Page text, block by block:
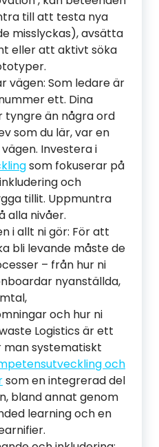
till att testa nya
misslyckas), avsätta
eller att aktivt söka
vägen: Som ledare är
ett. Dina
tyngre än några ord
som du lär, var en
Investera i
som fokuserar på
och
tillit. Uppmuntra
alla nivåer.
i allt ni gör: För att
bli levande måste de
– från hur ni
nyanställda,
och hur ni
Logistics är ett
systematiskt
och
som en integrerad del
bland annat genom
learning och en